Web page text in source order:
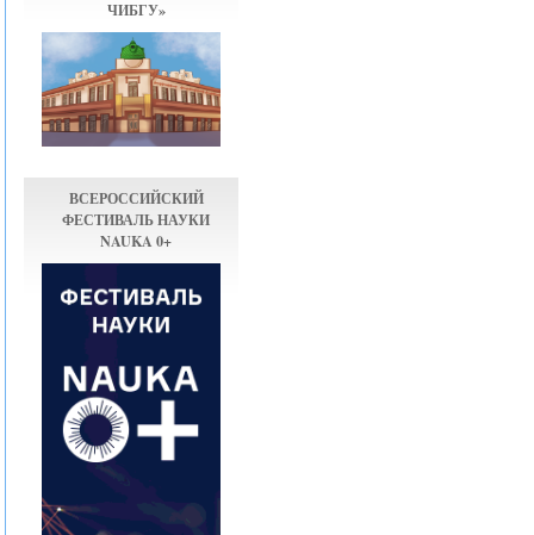
ЧИБГУ»
ВСЕРОССИЙСКИЙ
ФЕСТИВАЛЬ НАУКИ
NAUKA 0+